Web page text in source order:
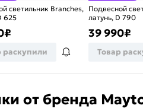
светильник Branches,
625
₽
раскупили
Подвесной
латунь, D 790
39 990₽
Товар
от бренда